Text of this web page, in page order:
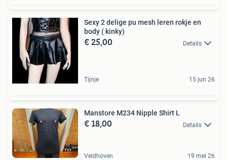
Sexy 2 delige pu mesh leren rokje en
body ( kinky)
€ 25,00 Details
Tijnje 15 jun 26
Manstore M234 Nipple Shirt L
€ 18,00 Details
Veldhoven 19 mei 26